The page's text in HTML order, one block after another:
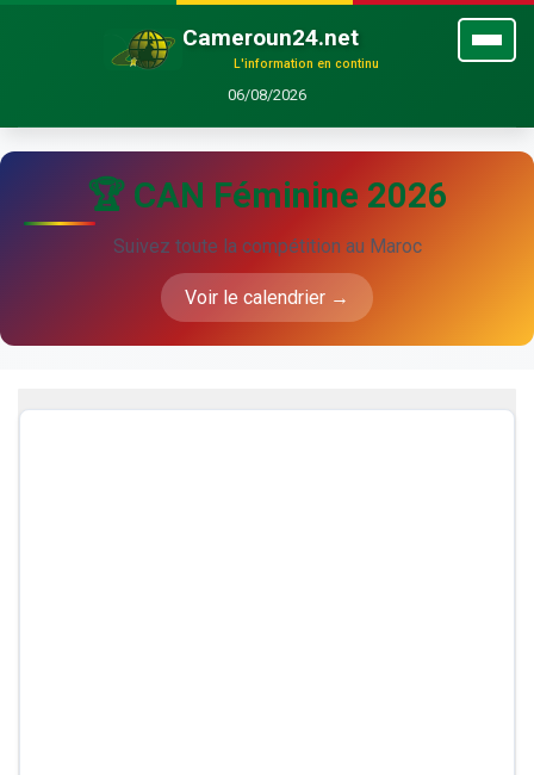
Cameroun24.net
L'information en continu
06/08/2026
🏆 CAN Féminine 2026
Suivez toute la compétition au Maroc
Voir le calendrier →